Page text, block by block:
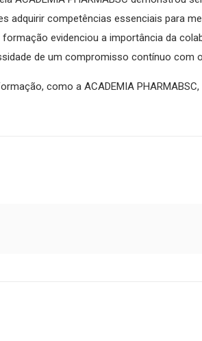
adquirir competências essenciais para
evidenciou a importância da
de um compromisso contínuo
como a ACADEMIA